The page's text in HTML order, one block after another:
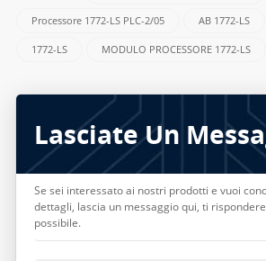
Processore 1772-LS PLC-2/05 AB 1772-LS
1772-LS MODULO PROCESSORE 1772-LS
Lasciate Un
Se sei interessato ai nostri prodotti e vuoi
dettagli, lascia un messaggio qui, ti
possibile.